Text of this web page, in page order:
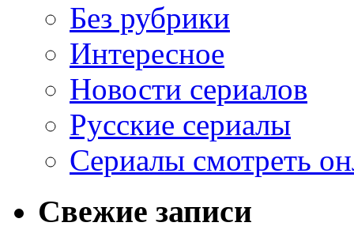
Без рубрики
Интересное
Новости сериалов
Русские сериалы
Сериалы смотреть
Свежие записи